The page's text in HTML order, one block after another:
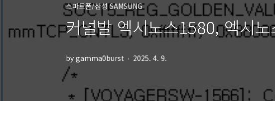
스마트폰/삼성 SAMSUNG
커널발 엑시노스1580, 엑시
by gamma0burst 2025. 4. 9.